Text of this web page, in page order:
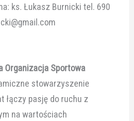
ks. Łukasz Burnicki tel. 690
Organizacja Sportowa
stowarzyszenie
łączy pasję do ruchu z
na wartościach